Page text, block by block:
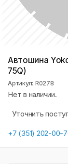
Автошина
75Q)
Артикул: R0278
Нет в наличии.
Уточнить
+7 (351) 202-00-